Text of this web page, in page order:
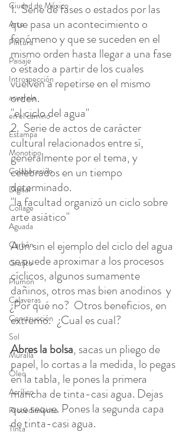
Ciudad de México
Arte
Pintura
Paisaje
Introspección
acuarela
en el camino
Estampa
Monotipo
Colaboración
Digital
Collage
Aguada
Carbón
Grafito
Plumón
Calaveras
Construcción
Sol
Muralla
Óleo
Acrílico
Procedimiento
Tinta
1.  Serie de fases o estados por las
que pasa un acontecimiento o
fenómeno y que se suceden en el
mismo orden hasta llegar a una fase
o estado a partir de los cuales
vuelven a repetirse en el mismo
orden.
"el ciclo del agua"
2.  Serie de actos de carácter
cultural relacionados entre sí,
generalmente por el tema, y
celebrados en un tiempo
determinado.
"la facultad organizó un ciclo sobre
arte asiático"
Aun sin el ejemplo del ciclo del agua
se puede aproximar a los procesos
cíclicos, algunos sumamente
dañinos, otros mas bien anodinos  y
¿Por qué no?  Otros beneficios, en
extremo.   ¿Cual es cual?
Abres la bolsa, sacas un pliego de
papel, lo cortas a la medida, lo pegas
en la tabla, le pones la primera
mancha de tinta-casi agua. Dejas
que seque. Pones la segunda capa
de tinta-casi agua.